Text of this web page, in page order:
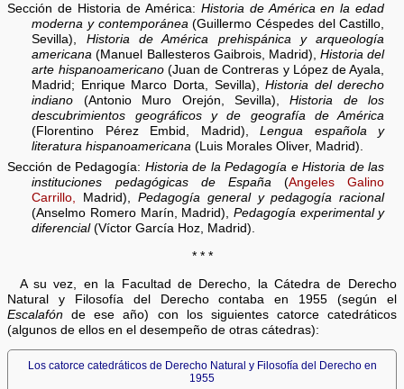
Sección de Historia de América: Historia de América en la edad
moderna y contemporánea (Guillermo Céspedes del Castillo,
Sevilla), Historia de América prehispánica y arqueología
americana (Manuel Ballesteros Gaibrois, Madrid),Historia del
arte hispanoamericano(Juan de Contreras y López de Ayala,
Madrid; Enrique Marco Dorta, Sevilla),Historia del derecho
indiano (Antonio Muro Orejón, Sevilla),Historia de los
descubrimientos geográficos y de geografía de América
(Florentino Pérez Embid, Madrid),Lengua española y
literatura hispanoamericana (Luis Morales Oliver, Madrid).
Sección de Pedagogía: Historia de la Pedagogía e Historia de las
instituciones pedagógicas de España(Angeles Galino
Carrillo, Madrid), Pedagogía general y pedagogía racional
(Anselmo Romero Marín, Madrid), Pedagogía experimental y
diferencial(Víctor García Hoz, Madrid).
* * *
A su vez, en la Facultad de Derecho, la Cátedra de Derecho
Natural y Filosofía del Derecho contaba en 1955 (según el
Escalafón de ese año) con los siguientes catorce catedráticos
(algunos de ellos en el desempeño de otras cátedras):
Los catorce catedráticos de Derecho Natural y Filosofía del Derecho en
1955